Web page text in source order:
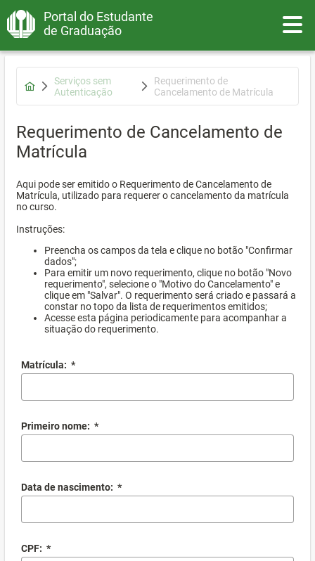
Portal do Estudante
de Graduação
Serviços sem
Autenticação
Requerimento de
Cancelamento de Matrícula
Requerimento de Cancelamento de
Matrícula
Aqui pode ser emitido o Requerimento de Cancelamento de
Matrícula, utilizado para requerer o cancelamento da matrícula
no curso.
Instruções:
Preencha os campos da tela e clique no botão "Confirmar
dados";
Para emitir um novo requerimento, clique no botão "Novo
requerimento", selecione o "Motivo do Cancelamento" e
clique em "Salvar". O requerimento será criado e passará a
constar no topo da lista de requerimentos emitidos;
Acesse esta página periodicamente para acompanhar a
situação do requerimento.
Matrícula: *
Primeiro nome: *
Data de nascimento: *
CPF: *